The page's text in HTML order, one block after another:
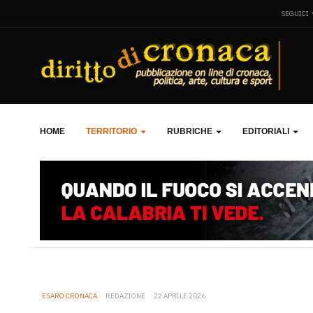
SEGUICI
HOME TERRITORIO RUBRICHE EDITORIALI
ESARO CRONACA REDAZIONE 22 APRILE 2026